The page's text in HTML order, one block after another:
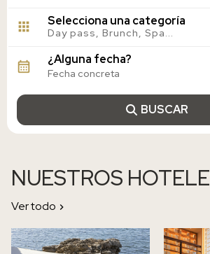
Sevilla, España
Valencia, España
Granada, España
Cáceres, España
Salamanca, España
Selecciona una categoría
Day pass, Brunch, Spa...
¿Alguna fecha?
BUSCAR
NUESTROS
Ver todo